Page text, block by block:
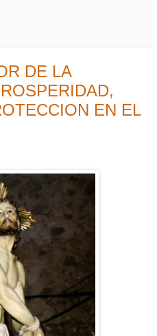
DE LA
EN EL